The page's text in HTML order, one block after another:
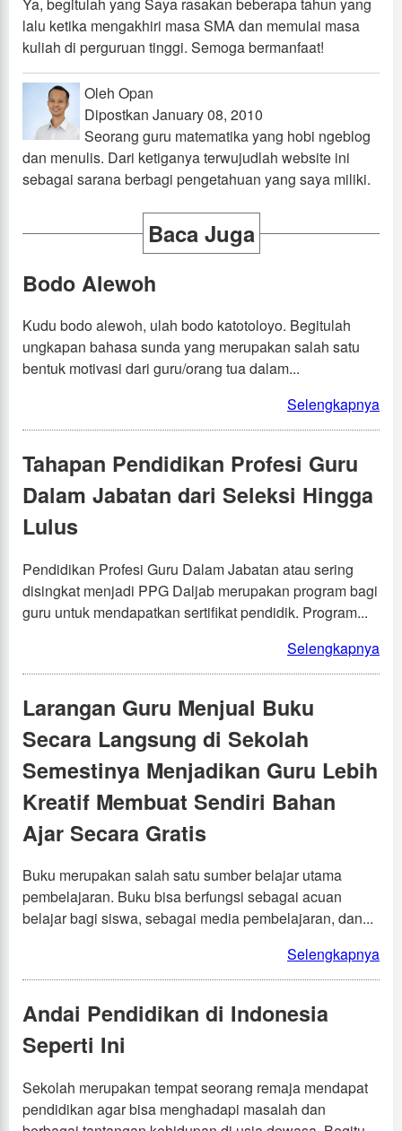
lalu ketika mengakhiri masa SMA dan memulai masa
kuliah di perguruan tinggi. Semoga bermanfaat!
Oleh Opan
Dipostkan January 08, 2010
Seorang guru matematika yang hobi ngeblog
dan menulis. Dari ketiganya terwujudlah website ini
sebagai sarana berbagi pengetahuan yang saya miliki.
Baca Juga
Bodo Alewoh
Kudu bodo alewoh, ulah bodo katotoloyo. Begitulah
ungkapan bahasa sunda yang merupakan salah satu
bentuk motivasi dari guru/orang tua dalam...
Selengkapnya
Tahapan Pendidikan Profesi Guru
Dalam Jabatan dari Seleksi Hingga
Lulus
Pendidikan Profesi Guru Dalam Jabatan atau sering
disingkat menjadi PPG Daljab merupakan program bagi
guru untuk mendapatkan sertifikat pendidik. Program...
Selengkapnya
Larangan Guru Menjual Buku
Secara Langsung di Sekolah
Semestinya Menjadikan Guru Lebih
Kreatif Membuat Sendiri Bahan
Ajar Secara Gratis
Buku merupakan salah satu sumber belajar utama
pembelajaran. Buku bisa berfungsi sebagai acuan
belajar bagi siswa, sebagai media pembelajaran, dan...
Selengkapnya
Andai Pendidikan di Indonesia
Seperti Ini
Sekolah merupakan tempat seorang remaja mendapat
pendidikan agar bisa menghadapi masalah dan